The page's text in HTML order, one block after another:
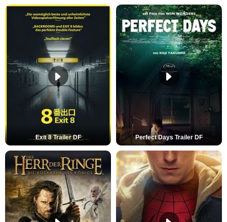
Exit 8 Trailer DF Perfect Days Trailer DF